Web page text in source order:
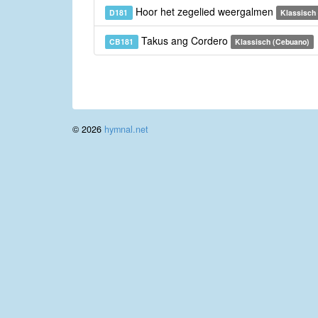
D181 Hoor het zegelied weergalmen Klassisch
CB181 Takus ang Cordero Klassisch (Cebuano)
© 2026 hymnal.net